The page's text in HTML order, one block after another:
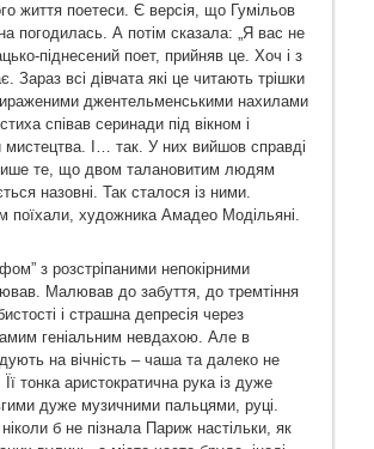
життя поетеси. Є версія, що Гумільов
погодилась. А потім сказала: „Я вас не
піднесений поет, прийняв це. Хоч і з
всі дівчата які це читають трішки
джентельменськими нахилами
співав серинади під вікном і
І… так. У них вийшов справді
те, що двом талановитим людям
назовні. Так сталося із ними.
поїхали, художника Амадео Модільяні.
з розстріпаними непокірними
Малював до забуття, до тремтіння
і страшна депресія через
геніальним невдахою. Але в
на вічність – чаша та далеко не
тонка аристократична рука із дуже
дуже музичними пальцями, руці.
б не пізнала Париж настільки, як